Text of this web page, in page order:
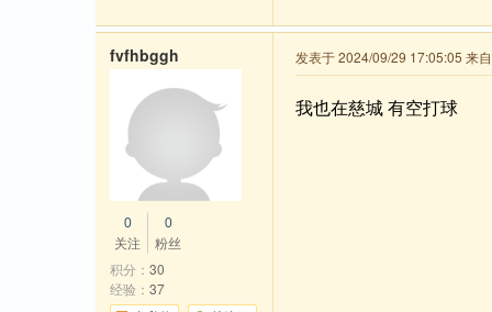
发表于 2024/09/29 17:05:05 来
我也在慈城 有空打球
fvfhbggh
0
关注
0
粉丝
积分： 30
经验： 37